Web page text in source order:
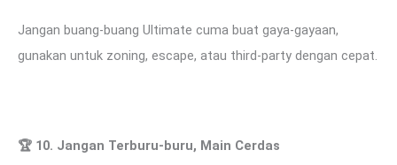
Jangan buang-buang Ultimate cuma buat gaya-gayaan,
gunakan untuk zoning, escape, atau third-party dengan cepat.
🏆 10. Jangan Terburu-buru, Main Cerdas